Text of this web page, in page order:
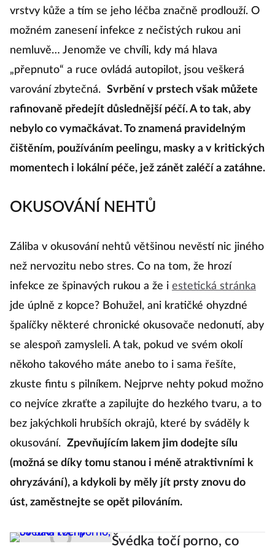
vrstvy kůže a tím se jeho léčba značně prodlouží. O
možném zanesení infekce z nečistých rukou ani
nemluvě… Jenomže ve chvíli, kdy má hlava
„přepnuto“ a ruce ovládá autopilot, jsou veškerá
varování zbytečná. Svrbění v prstech však můžete
rafinovaně předejít důslednější péčí. A to tak, aby
nebylo co vymačkávat. To znamená pravidelným
čištěním, používáním peelingu, masky a v kritických
momentech i lokální péče, jež zánět zaléčí a zatáhne.
OKUSOVÁNÍ NEHTŮ
Záliba v okusování nehtů většinou nevěstí nic jiného
než nervozitu nebo stres. Co na tom, že hrozí
infekce ze špinavých rukou a že i estetická stránka
jde úplně z kopce? Bohužel, ani kratičké ohyzdné
špalíčky některé chronické okusovače nedonutí, aby
se alespoň zamysleli. A tak, pokud ve svém okolí
někoho takového máte anebo to i sama řešíte,
zkuste fintu s pilníkem. Nejprve nehty pokud možno
co nejvíce zkraťte a zapilujte do hezkého tvaru, a to
bez jakýchkoli hrubších okrajů, které by sváděly k
okusování. Zpevňujícím lakem jim dodejte sílu
(možná se díky tomu stanou i méně atraktivními k
ohryzávání), a kdykoli by měly jít prsty znovu do
úst, zaměstnejte se opět pilováním.
Švédka točí porno, co